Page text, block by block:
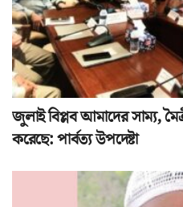
জুলাই বিপ্লব আমাদের সাম্য,
করেছে: পার্বত্য উপদেষ্টা